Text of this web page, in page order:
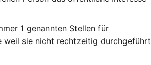
1 genannten Stellen für
weil sie nicht rechtzeitig durchgeführt